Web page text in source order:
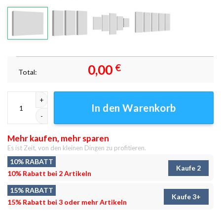
Total: 0,00 €
In den Warenkorb
Mehr kaufen, mehr sparen
Es ist Zeit, von den kleinen Dingen zu profitieren.
10% RABATT
10% Rabatt bei 2 Artikeln
Kaufe 2
15% RABATT
15% Rabatt bei 3 oder mehr Artikeln
Kaufe 3+